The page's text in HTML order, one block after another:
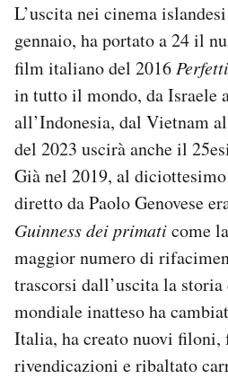
Area Personale
Newsletter
Notifiche mobile
Regala il Post
Hai bisogno di aiuto?
L’uscita nei cinema
gennaio, ha portato a 24 il
film italiano del 2016
in tutto il mondo, da Israele
all’Indonesia, dal Vietnam
del 2023 uscirà anche il
Già nel 2019, al
diretto da Paolo Genovese
Guinness dei primaticome
maggior numero di
trascorsi dall’uscita la storia
mondiale inatteso ha
Italia, ha creato nuovi filoni,
rivendicazioni e ribaltato